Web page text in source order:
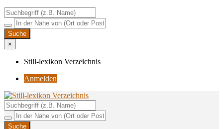
×
Still-lexikon Verzeichnis
Anmelden
Still-lexikon Verzeichnis
Unterstützungsangebote rund ums Stillen